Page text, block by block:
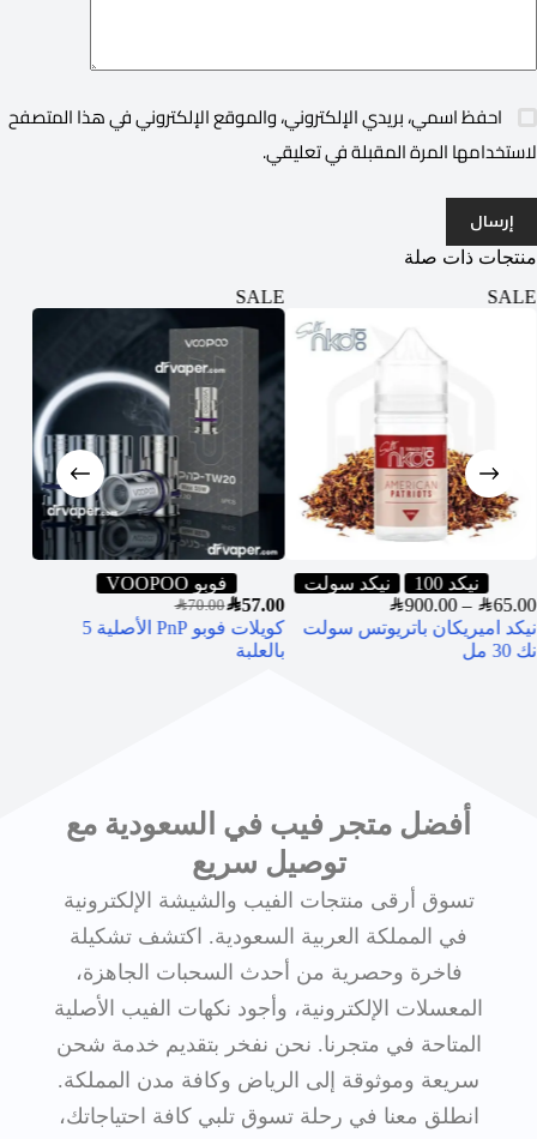
احفظ اسمي، بريدي الإلكتروني، والموقع الإلكتروني في هذا المتصفح
لاستخدامها المرة المقبلة في تعليقي.
إرسال
منتجات ذات صلة
SALE
نيكد 100
نيكد سولت
SAR65.00
–
SAR900.00
نيكد اميريكان باتريوتس سولت
نك 30 مل
SALE
فوبو VOOPOO
SAR70.00SAR57.00
كويلات فوبو PnP الأصلية 5
بالعلبة
أفضل متجر فيب في السعودية مع
توصيل سريع
تسوق أرقى منتجات الفيب والشيشة الإلكترونية
في المملكة العربية السعودية. اكتشف تشكيلة
فاخرة وحصرية من أحدث السحبات الجاهزة،
المعسلات الإلكترونية، وأجود نكهات الفيب الأصلية
المتاحة في متجرنا. نحن نفخر بتقديم خدمة شحن
سريعة وموثوقة إلى الرياض وكافة مدن المملكة.
انطلق معنا في رحلة تسوق تلبي كافة احتياجاتك،